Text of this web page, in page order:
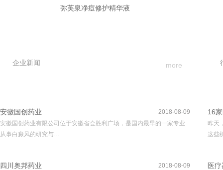
弥芙泉净痘修护精华液
企业新闻 more
2018-08-09
安徽国创药业
安徽国创药业有限公司位于安徽省会胜利广场，是国内最早的一家专业
从事白癜风的研究与…
2018-08-09
四川奥邦药业
16
昨天
这些
医